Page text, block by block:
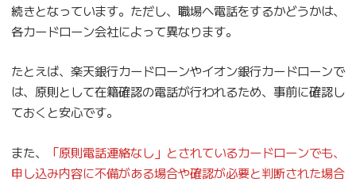
続きとなっています。ただし、職場へ電話をするかどうかは、
各カードローン会社によって異なります。
たとえば、楽天銀行カードローンやイオン銀行カードローンで
は、原則として在籍確認の電話が行われるため、事前に確認し
ておくと安心です。
また、
「原則電話連絡なし」とされているカードローンでも、
申し込み内容に不備がある場合や確認が必要と判断された場合